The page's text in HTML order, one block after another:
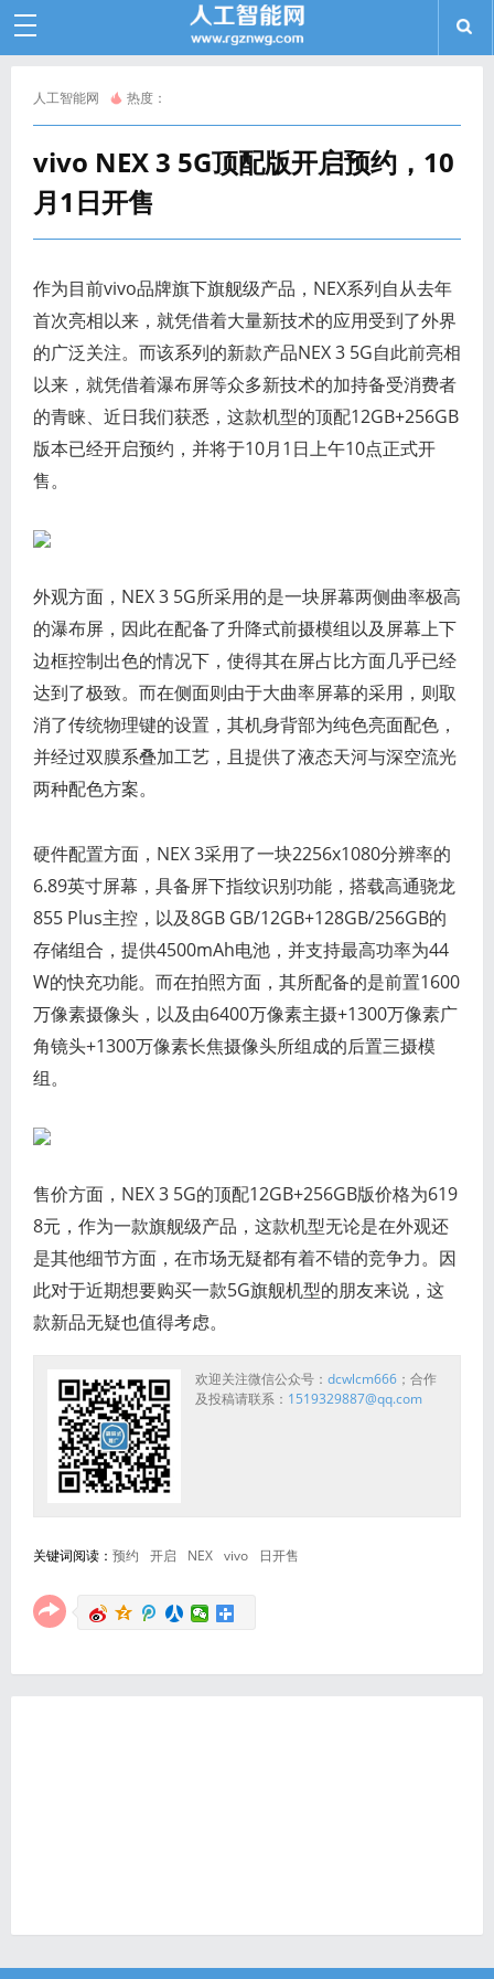
人工智能网 热度：
vivo NEX 3 5G顶配版开启预约，10
月1日开售
作为目前vivo品牌旗下旗舰级产品，NEX系列自从去年
首次亮相以来，就凭借着大量新技术的应用受到了外界
的广泛关注。而该系列的新款产品NEX 3 5G自此前亮相
以来，就凭借着瀑布屏等众多新技术的加持备受消费者
的青睐、近日我们获悉，这款机型的顶配12GB+256GB
版本已经开启预约，并将于10月1日上午10点正式开
售。
外观方面，NEX 3 5G所采用的是一块屏幕两侧曲率极高
的瀑布屏，因此在配备了升降式前摄模组以及屏幕上下
边框控制出色的情况下，使得其在屏占比方面几乎已经
达到了极致。而在侧面则由于大曲率屏幕的采用，则取
消了传统物理键的设置，其机身背部为纯色亮面配色，
并经过双膜系叠加工艺，且提供了液态天河与深空流光
两种配色方案。
硬件配置方面，NEX 3采用了一块2256x1080分辨率的
6.89英寸屏幕，具备屏下指纹识别功能，搭载高通骁龙
855 Plus主控，以及8GB GB/12GB+128GB/256GB的
存储组合，提供4500mAh电池，并支持最高功率为44
W的快充功能。而在拍照方面，其所配备的是前置1600
万像素摄像头，以及由6400万像素主摄+1300万像素广
角镜头+1300万像素长焦摄像头所组成的后置三摄模
组。
售价方面，NEX 3 5G的顶配12GB+256GB版价格为619
8元，作为一款旗舰级产品，这款机型无论是在外观还
是其他细节方面，在市场无疑都有着不错的竞争力。因
此对于近期想要购买一款5G旗舰机型的朋友来说，这
款新品无疑也值得考虑。
欢迎关注微信公众号： dcwlcm666；合作
及投稿请联系： 1519329887@qq.com
关键词阅读： 预约 开启 NEX vivo 日开售